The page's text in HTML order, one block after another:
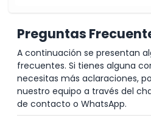
Preguntas
A continuación se presentan
frecuentes. Si tienes alguna
necesitas más aclaraciones,
nuestro equipo a través del
de contacto o WhatsApp.